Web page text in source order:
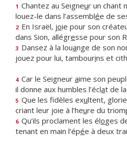
1 Chantez au Seigneur un chant
louez-le dans l’assemblée de
2 En Israël, joie pour son
dans Sion, allégresse pour son
3 Dansez à la louange de son
jouez pour lui, tambourins et
4 Car le Seigneur aime son
il donne aux humbles l’éclat de
5 Que les fidèles exultent,
criant leur joie à l’heure du
6 Qu’ils proclament les éloges
tenant en main l’épée à deux